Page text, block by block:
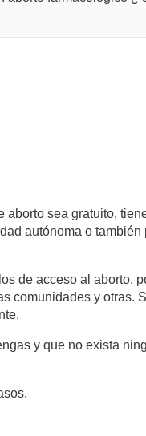
sea gratuito,
autónoma o
de acceso al aborto,
comunidades y otras.
y que no exista